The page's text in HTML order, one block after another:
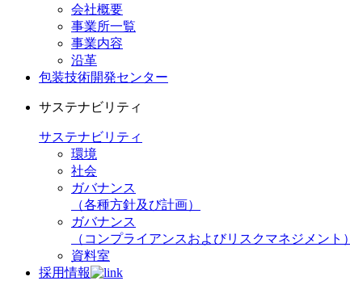
会社概要
事業所一覧
事業内容
沿革
包装技術開発センター
サステナビリティ
サステナビリティ
環境
社会
ガバナンス
（各種方針及び計画）
ガバナンス
（コンプライアンスおよびリスクマネジメント）
資料室
採用情報